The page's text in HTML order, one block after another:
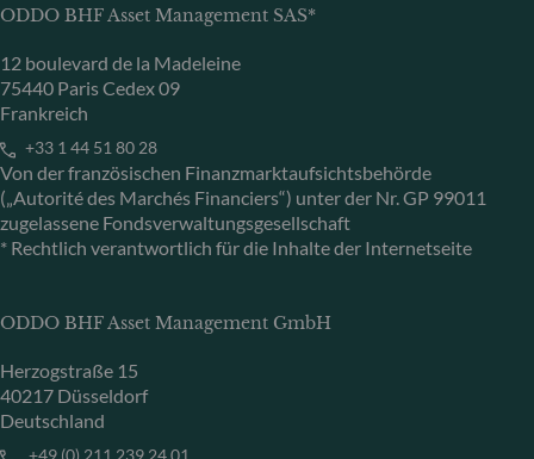
ODDO BHF Asset Management SAS*
12 boulevard de la Madeleine
75440 Paris Cedex 09
Frankreich
+33 1 44 51 80 28
Von der französischen Finanzmarktaufsichtsbehörde
(„Autorité des Marchés Financiers“) unter der Nr. GP 99011
zugelassene Fondsverwaltungsgesellschaft
* Rechtlich verantwortlich für die Inhalte der Internetseite
ODDO BHF Asset Management GmbH
Herzogstraße 15
40217 Düsseldorf
Deutschland